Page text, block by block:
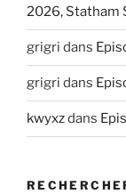
2026, Statham
grigri dans
grigri dans
kwyxzdans